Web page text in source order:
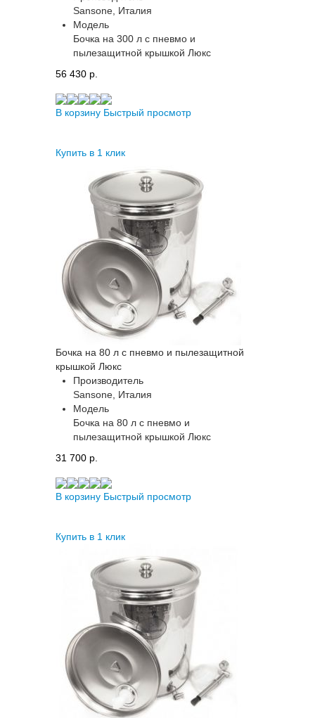
Sansone, Италия
Модель
Бочка на 300 л с пневмо и
пылезащитной крышкой Люкс
56 430 p.
В корзину Быстрый просмотр
Купить в 1 клик
Бочка на 80 л с пневмо и пылезащитной
крышкой Люкс
Производитель
Sansone, Италия
Модель
Бочка на 80 л с пневмо и
пылезащитной крышкой Люкс
31 700 p.
В корзину Быстрый просмотр
Купить в 1 клик